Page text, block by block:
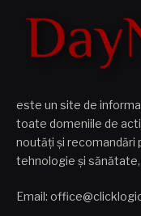
este un site de
toate domeniile de
noutăți și recomandări
tehnologie și
Email: